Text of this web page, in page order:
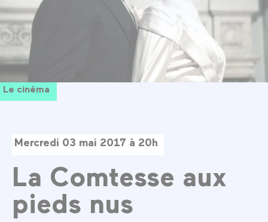
Le cinéma
Mercredi 03 mai 2017 à 20h
La Comtesse aux
pieds nus